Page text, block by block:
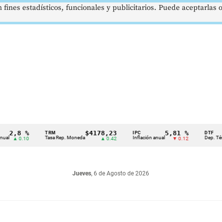
% TRM
Tasa Rep. Moneda
$4178,23
▲ 0.42
IPC
Inflación anual
5,81 %
▼ 0.12
DTF
Dep. Término
Jueves, 6 de Agosto de 2026
estadísticos, funcionales y publicitarios. Puede aceptarlas